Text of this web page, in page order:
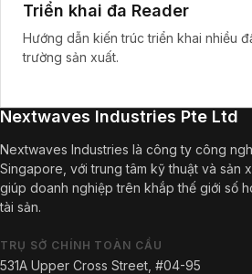
Triển khai đa Reader
Hướng dẫn kiến trúc triển khai nhiều
trường sản xuất.
Nextwaves Industries Pte Ltd
Nextwaves Industries là công ty công
Singapore, với trung tâm kỹ thuật và sản
giúp doanh nghiệp trên khắp thế giới số
tài sản.
TRỤ SỞ CHÍNH TOÀN CẦU
531A Upper Cross Street, #04-95